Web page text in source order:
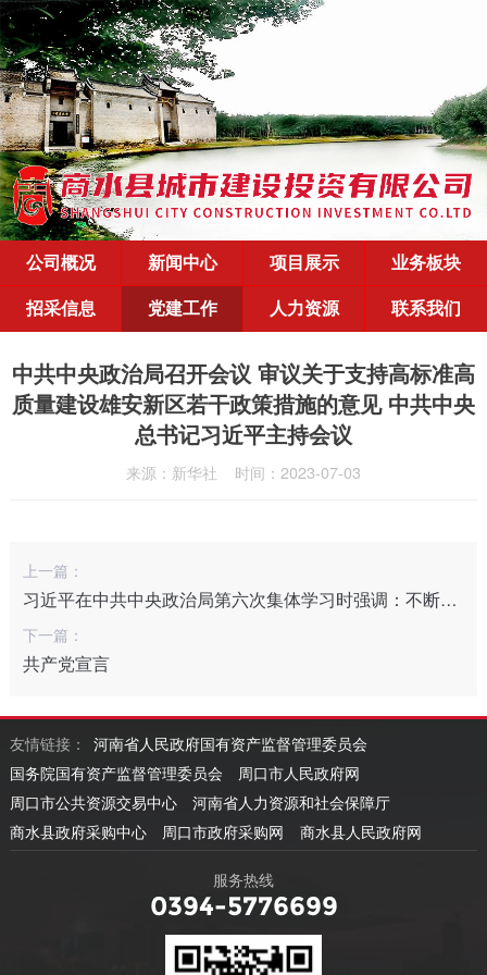
公司概况 新闻中心 项目展示
业务板块
招采信息
党建工作 人力资源 联系我们
中共中央政治局召开会议 审议关于支持高标准高
质量建设雄安新区若干政策措施的意见 中共中央
总书记习近平主持会议
来源：新华社 时间：2023-07-03
上一篇：
习近平在中共中央政治局第六次集体学习时强调：不断深化对党的理论创新的规律性认识 在新时代新征程上取得更为丰硕的理论创新成果
下一篇：
共产党宣言
友情链接：
河南省人民政府国有资产监督管理委员会
国务院国有资产监督管理委员会
周口市人民政府网
周口市公共资源交易中心
河南省人力资源和社会保障厅
商水县政府采购中心
周口市政府采购网 商水县人民政府网
服务热线
0394-5776699